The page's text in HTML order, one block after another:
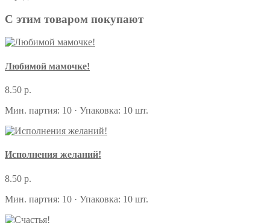
С этим товаром покупают
Любимой мамочке!
8.50 р.
Мин. партия: 10 · Упаковка: 10 шт.
Исполнения желаний!
8.50 р.
Мин. партия: 10 · Упаковка: 10 шт.